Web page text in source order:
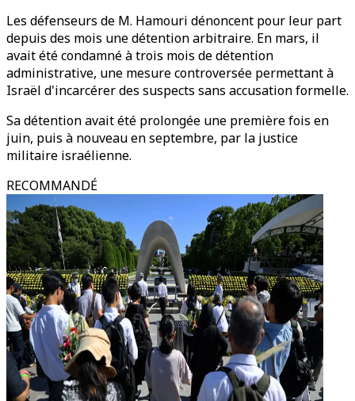
Les défenseurs de M. Hamouri dénoncent pour leur part
depuis des mois une détention arbitraire. En mars, il
avait été condamné à trois mois de détention
administrative, une mesure controversée permettant à
Israël d'incarcérer des suspects sans accusation formelle.
Sa détention avait été prolongée une première fois en
juin, puis à nouveau en septembre, par la justice
militaire israélienne.
RECOMMANDÉ